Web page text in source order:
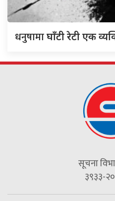
धनुषामाघाँटी रेटी एक
सूचना
३९३३-